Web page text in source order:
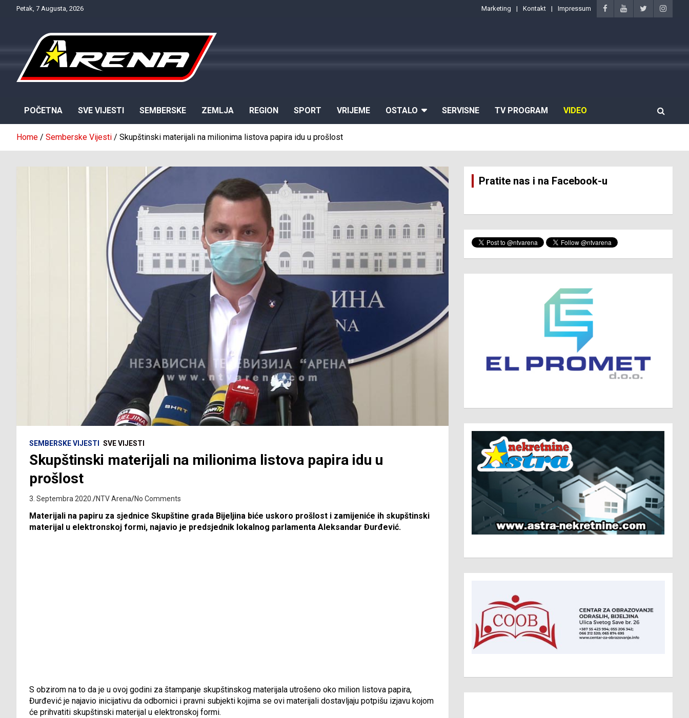
Petak, 7 Augusta, 2026 Marketing Kontakt Impressum
POČETNA SVE VIJESTI SEMBERSKE ZEMLJA REGION SPORT VRIJEME OSTALO SERVISNE TV PROGRAM VIDEO
Home Semberske Vijesti Skupštinski materijali na milionima listova papira idu u prošlost
SEMBERSKE VIJESTI SVE VIJESTI
Skupštinski materijali na milionima listova papira idu u
prošlost
3. Septembra 2020. NTV Arena No Comments
Materijali na papiru za sjednice Skupštine grada Bijeljina biće uskoro prošlost i zamijeniće ih skupštinski
materijal u elektronskoj formi, najavio je predsjednik lokalnog parlamenta Aleksandar Đurđević.
S obzirom na to da je u ovoj godini za štampanje skupštinskog materijala utrošeno oko milion listova papira,
Đurđević je najavio inicijativu da odbornici i pravni subjekti kojima se ovi materijali dostavljaju potpišu izjavu kojom
će prihvatiti skupštinski materijal u elektronskoj formi.
Pratite nas i na Facebook-u